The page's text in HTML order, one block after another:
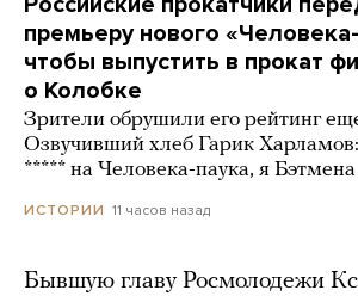
премьеру нового
чтобы выпустить в прокат
о Колобке
Зрители обрушили его рейтинг
Озвучивший хлеб Гарик
***** на Человека-паука, я
ИСТОРИИ 11 часов назад
Бывшую главу Росмолодежи